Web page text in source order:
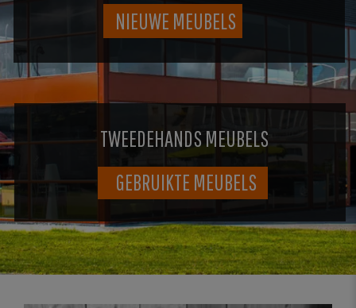
NIEUWE MEUBELS
TWEEDEHANDS MEUBELS
GEBRUIKTE MEUBELS